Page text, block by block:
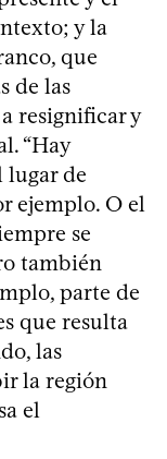
y la
que
de las
resignificar y
“Hay
lugar de
ejemplo. O el
se
también
parte de
que resulta
las
la región
el